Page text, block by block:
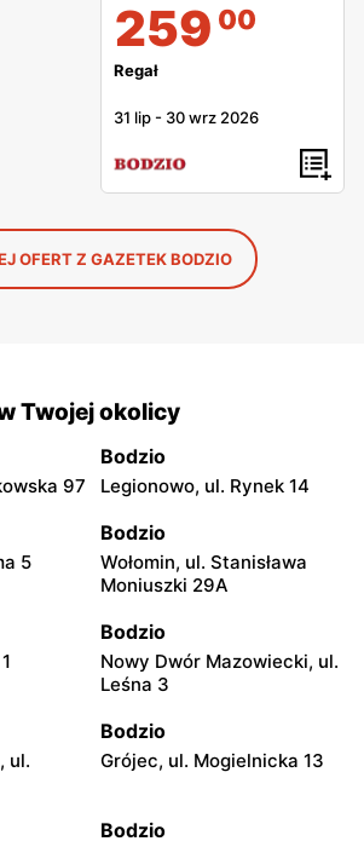
259 00
Regał
31 lip - 30 wrz 2026
OFERT Z GAZETEK BODZIO
Twojej okolicy
97
Bodzio
Legionowo, ul. Rynek 14
5
Bodzio
Wołomin, ul. Stanisława
Moniuszki 29A
Bodzio
Nowy Dwór Mazowiecki, ul.
Leśna 3
ul.
Bodzio
Grójec, ul. Mogielnicka 13
Bodzio